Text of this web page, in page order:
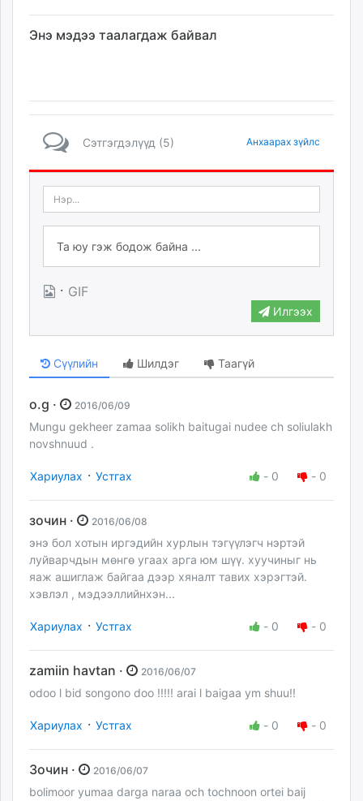
Энэ мэдээ таалагдаж байвал
Сэтгэгдэлүүд (5) Анхаарах зүйлс
· GIF
Илгээх
Сүүлийн Шилдэг Таагүй
o.g · 2016/06/09
Mungu gekheer zamaa solikh baitugai nudee ch soliulakh
novshnuud .
Хариулах · Устгах - 0 - 0
зочин · 2016/06/08
энэ бол хотын иргэдийн хурлын тэгүүлэгч нэртэй
луйварчдын мөнгө угаах арга юм шүү. хуучиныг нь
яаж ашиглаж байгаа дээр хяналт тавих хэрэгтэй.
хэвлэл , мэдээллийнхэн...
Хариулах · Устгах - 0 - 0
zamiin havtan · 2016/06/07
odoo l bid songono doo !!!!! arai l baigaa ym shuu!!
Хариулах · Устгах - 0 - 0
Зочин · 2016/06/07
bolimoor yumaa darga naraa och tochnoon ortei baij